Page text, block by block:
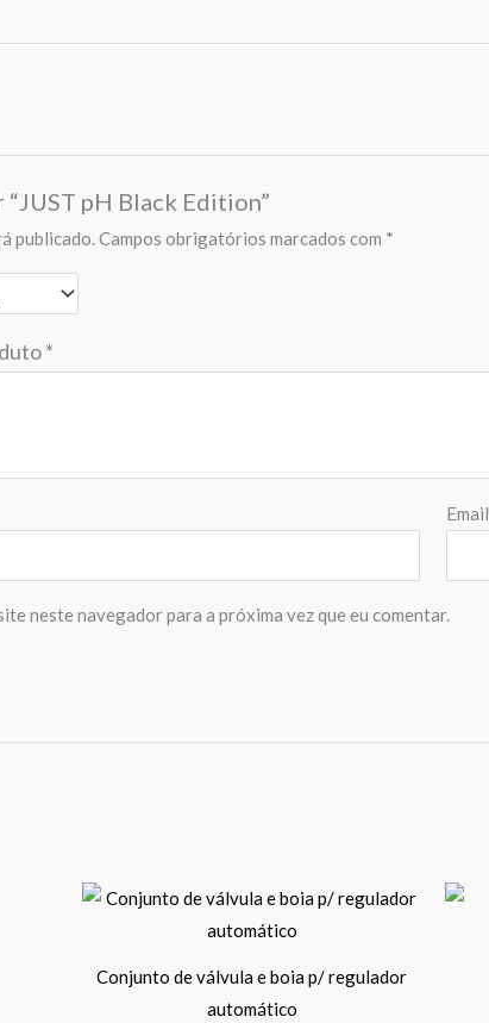
pH Black Edition”
publicado.Campos obrigatórios marcados com *
*
Email
neste navegador para a próxima vez que eu comentar.
Conjunto de válvula e boia p/ regulador
automático